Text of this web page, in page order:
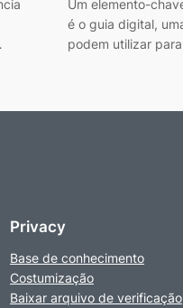
Um elemento-
é o guia digital,
podem utilizar
Privacy
Base de conhecimento
Costumização
Baixar arquivo de verificação